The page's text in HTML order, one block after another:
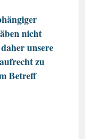
nicht
unsere
zu
Betreff